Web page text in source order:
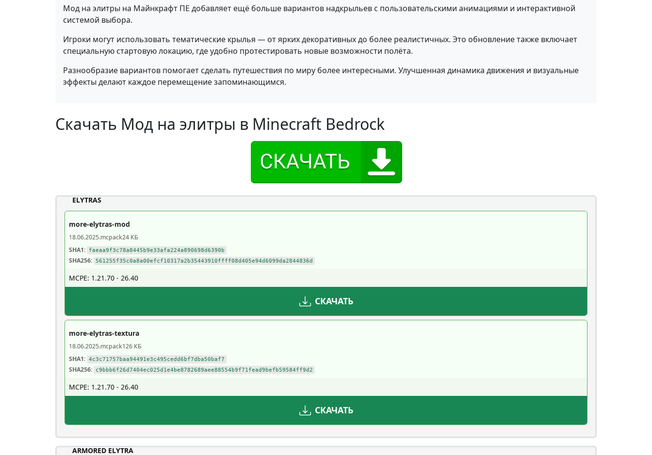
Мод на элитры на Майнкрафт ПЕ добавляет ещё больше вариантов надкрыльев с пользовательскими анимациями и интерактивной
системой выбора.
Игроки могут использовать тематические крылья — от ярких декоративных до более реалистичных. Это обновление также включает
специальную стартовую локацию, где удобно протестировать новые возможности полёта.
Разнообразие вариантов помогает сделать путешествия по миру более интересными. Улучшенная динамика движения и визуальные
эффекты делают каждое перемещение запоминающимся.
Скачать Мод на элитры в Minecraft Bedrock
ELYTRAS
more-elytras-mod
18.06.2025.mcpack24 КБ
SHA1:
faeaa9f3c78a8445b9e33afa224a890698d6390b
SHA256: 561255f35c0a8a00efcf10317a2b35443910ffff08d405e94d6099da2844836d
MCPE: 1.21.70 - 26.40
СКАЧАТЬ
more-elytras-textura
18.06.2025.mcpack126 КБ
SHA1: 4c3c71757baa94491e3c495cedd6bf7dba50baf7
SHA256: c9bbb6f26d7404ec025d1e4be8782689aee88554b9f71fead9befb59584ff9d2
MCPE: 1.21.70 - 26.40
СКАЧАТЬ
ARMORED ELYTRA